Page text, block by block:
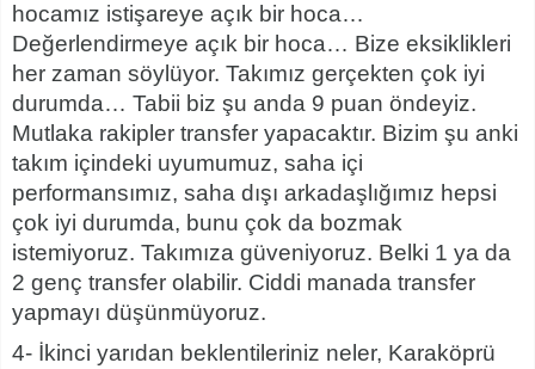
hocamız istişareye açık bir hoca…
Değerlendirmeye açık bir hoca… Bize eksiklikleri
her zaman söylüyor. Takımız gerçekten çok iyi
durumda… Tabii biz şu anda 9 puan öndeyiz.
Mutlaka rakipler transfer yapacaktır. Bizim şu anki
takım içindeki uyumumuz, saha içi
performansımız, saha dışı arkadaşlığımız hepsi
çok iyi durumda, bunu çok da bozmak
istemiyoruz. Takımıza güveniyoruz. Belki 1 ya da
2 genç transfer olabilir. Ciddi manada transfer
yapmayı düşünmüyoruz.
4- İkinci yarıdan beklentileriniz neler, Karaköprü